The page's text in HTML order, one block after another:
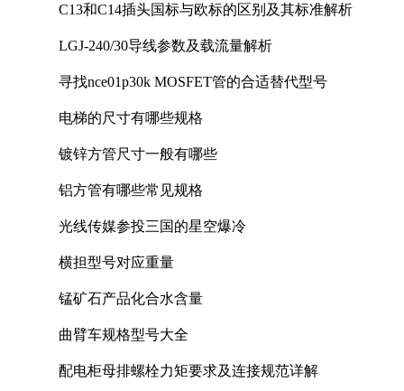
C13和C14插头国标与欧标的区别及其标准解析
LGJ-240/30导线参数及载流量解析
寻找nce01p30k MOSFET管的合适替代型号
电梯的尺寸有哪些规格
镀锌方管尺寸一般有哪些
铝方管有哪些常见规格
光线传媒参投三国的星空爆冷
横担型号对应重量
锰矿石产品化合水含量
曲臂车规格型号大全
配电柜母排螺栓力矩要求及连接规范详解